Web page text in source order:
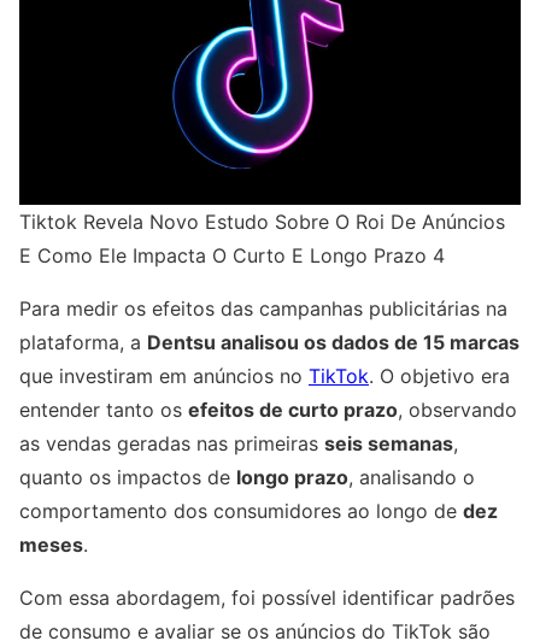
Tiktok Revela Novo Estudo Sobre O Roi De Anúncios
E Como Ele Impacta O Curto E Longo Prazo 4
Para medir os efeitos das campanhas publicitárias na
plataforma, a Dentsu analisou os dados de 15 marcas
que investiram em anúncios no TikTok. O objetivo era
entender tanto os efeitos de curto prazo, observando
as vendas geradas nas primeiras seis semanas,
quanto os impactos de longo prazo, analisando o
comportamento dos consumidores ao longo de dez
meses.
Com essa abordagem, foi possível identificar padrões
de consumo e avaliar se os anúncios do TikTok são